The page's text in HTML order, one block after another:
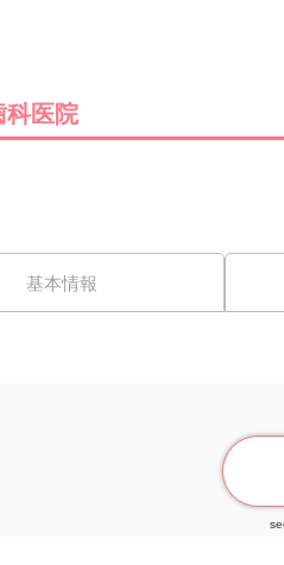
科医院
基本情報